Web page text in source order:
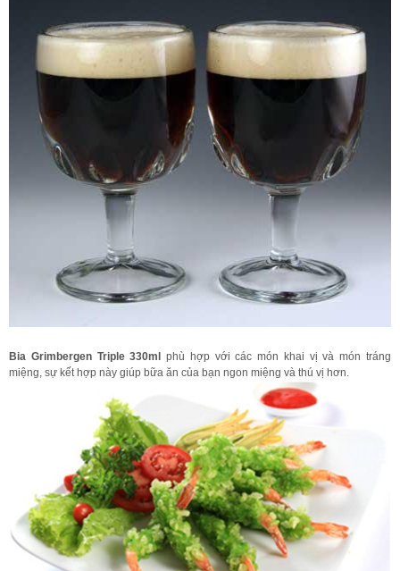
Bia Grimbergen Triple 330ml
phù hợp với các món khai vị và món tráng
miệng, sự kết hợp này giúp bữa ăn của bạn ngon miệng và thú vị hơn.